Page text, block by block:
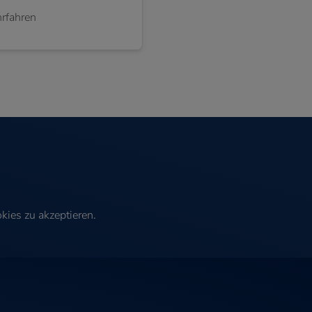
zu akzeptieren.